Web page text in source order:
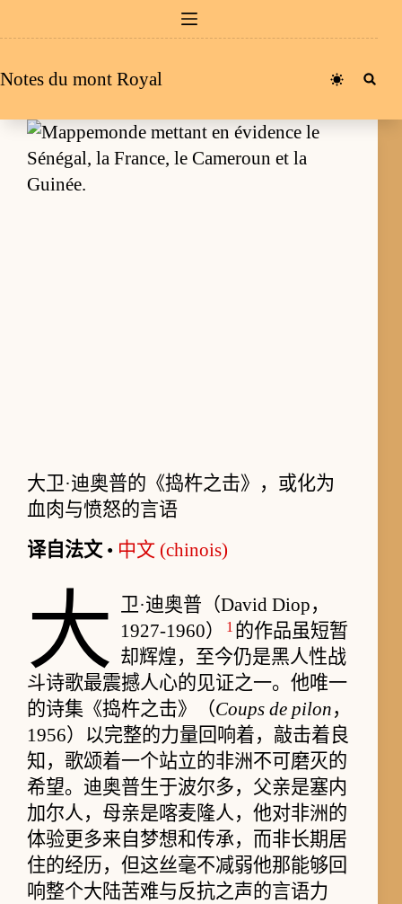
au
Notes du mont Royal
大卫·迪奥普的《捣杵之击》，或化为
血肉与愤怒的言语
译自法文 • 中文 (chinois)
大
卫·迪奥普（David Diop，
1927-1960）
1 的作品虽短暂
却辉煌，至今仍是黑人性战
斗诗歌最震撼人心的见证之一。他唯一
的诗集《捣杵之击》（Coups de pilon，
1956）以完整的力量回响着，敲击着良
知，歌颂着一个站立的非洲不可磨灭的
希望。迪奥普生于波尔多，父亲是塞内
加尔人，母亲是喀麦隆人，他对非洲的
体验更多来自梦想和传承，而非长期居
住的经历，但这丝毫不减弱他那能够回
响整个大陆苦难与反抗之声的言语力